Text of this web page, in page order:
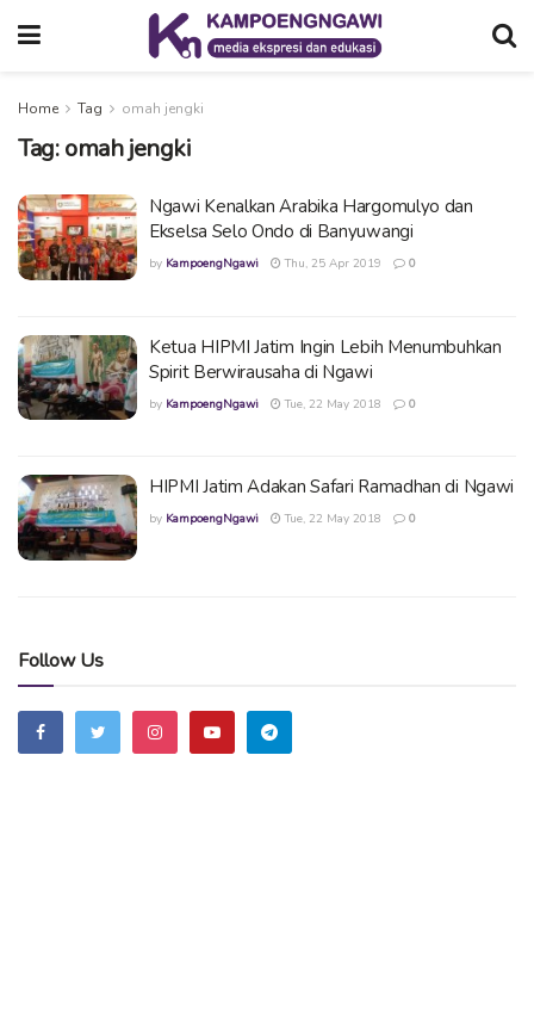
Home Tag omah jengki
Tag:omah jengki
Ngawi Kenalkan Arabika Hargomulyo dan
Ekselsa Selo Ondo di Banyuwangi
by KampoengNgawi Thu, 25 Apr 2019 0
Ketua HIPMI Jatim Ingin Lebih Menumbuhkan
Spirit Berwirausaha di Ngawi
by KampoengNgawi Tue, 22 May 2018 0
HIPMI Jatim Adakan Safari Ramadhan di Ngawi
by KampoengNgawi Tue, 22 May 2018 0
Follow Us